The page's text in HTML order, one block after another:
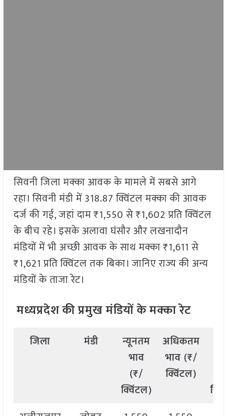
सिवनी जिला मक्का आवक के मामले में सबसे आगे
रहा। सिवनी मंडी में 318.87 क्विंटल मक्का की आवक
दर्ज की गई, जहां दाम ₹1,550 से ₹1,602 प्रति क्विंटल
के बीच रहे। इसके अलावा घंसौर और लखनादौन
मंडियों में भी अच्छी आवक के साथ मक्का ₹1,611 से
₹1,621 प्रति क्विंटल तक बिका। जानिए राज्य की अन्य
मंडियों के ताजा रेट।
मध्यप्रदेश की प्रमुख मंडियों के मक्का रेट
जिला मंडी
न्यूनतम
भाव
(₹/
क्विंटल)
अधिकतम
भाव (₹/
क्विंटल)